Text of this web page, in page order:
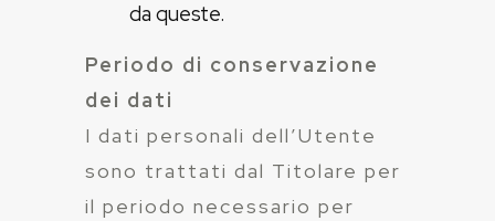
da queste.
Periodo di conservazione
dei dati
I dati personali dell’Utente
sono trattati dal Titolare per
il periodo necessario per